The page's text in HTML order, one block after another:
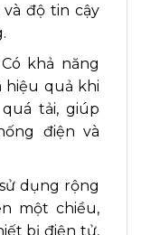
và độ tin cậy
Có khả năng
hiệu quả khi
tải, giúp
điện và
dụng rộng
một chiều,
bị điện tử,